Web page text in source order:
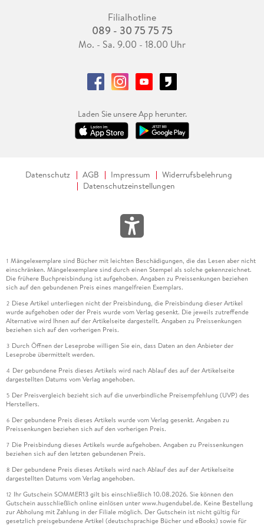
Filialhotline
089 - 30 75 75 75
Mo. - Sa. 9.00 - 18.00 Uhr
Laden Sie unsere App herunter.
Datenschutz AGB Impressum
Widerrufsbelehrung
Datenschutzeinstellungen
1 Mängelexemplare sind Bücher mit leichten Beschädigungen, die das Lesen aber nicht
einschränken. Mängelexemplare sind durch einen Stempel als solche gekennzeichnet.
Die frühere Buchpreisbindung ist aufgehoben. Angaben zu Preissenkungen beziehen
sich auf den gebundenen Preis eines mangelfreien Exemplars.
2 Diese Artikel unterliegen nicht der Preisbindung, die Preisbindung dieser Artikel
wurde aufgehoben oder der Preis wurde vom Verlag gesenkt. Die jeweils zutreffende
Alternative wird Ihnen auf der Artikelseite dargestellt. Angaben zu Preissenkungen
beziehen sich auf den vorherigen Preis.
3 Durch Öffnen der Leseprobe willigen Sie ein, dass Daten an den Anbieter der
Leseprobe übermittelt werden.
4 Der gebundene Preis dieses Artikels wird nach Ablauf des auf der Artikelseite
dargestellten Datums vom Verlag angehoben.
5 Der Preisvergleich bezieht sich auf die unverbindliche Preisempfehlung (UVP) des
Herstellers.
6 Der gebundene Preis dieses Artikels wurde vom Verlag gesenkt. Angaben zu
Preissenkungen beziehen sich auf den vorherigen Preis.
7 Die Preisbindung dieses Artikels wurde aufgehoben. Angaben zu Preissenkungen
beziehen sich auf den letzten gebundenen Preis.
8 Der gebundene Preis dieses Artikels wird nach Ablauf des auf der Artikelseite
dargestellten Datums vom Verlag angehoben.
12 Ihr Gutschein SOMMER13 gilt bis einschließlich 10.08.2026. Sie können den
Gutschein ausschließlich online einlösen unter www.hugendubel.de. Keine Bestellung
zur Abholung mit Zahlung in der Filiale möglich. Der Gutschein ist nicht gültig für
gesetzlich preisgebundene Artikel (deutschsprachige Bücher und eBooks) sowie für